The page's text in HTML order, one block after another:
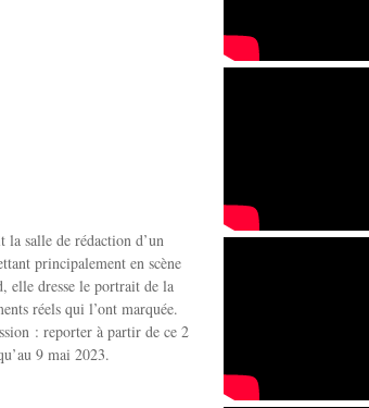
la salle de rédaction d’un
principalement en scène
elle dresse le portrait de la
réels qui l’ont marquée.
: reporter à partir de ce 2
9 mai 2023.